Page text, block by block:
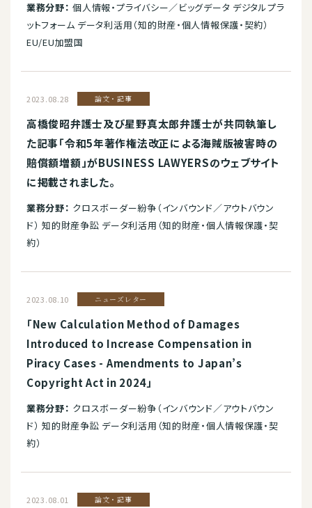
業務分野： 個人情報・プライバシー／ビッグデータ デジタルプラ
ットフォーム データ利活用（知的財産・個人情報保護・契約）
EU/EU加盟国
2023.08.28 論文・記事
高橋俊昭弁護士及び星野真太郎弁護士が共同執筆し
た記事「令和5年著作権法改正による海賊版被害時の
賠償額増額」がBUSINESS LAWYERSのウェブサイト
に掲載されました。
業務分野： クロスボーダー紛争（インバウンド／アウトバウン
ド） 知的財産争訟 データ利活用（知的財産・個人情報保護・契
約）
2023.08.10 ニューズレター
「New Calculation Method of Damages
Introduced to Increase Compensation in
Piracy Cases - Amendments to Japan’s
Copyright Act in 2024」
業務分野： クロスボーダー紛争（インバウンド／アウトバウン
ド） 知的財産争訟 データ利活用（知的財産・個人情報保護・契
約）
2023.08.01 論文・記事